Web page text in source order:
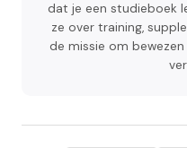
dat je een studieboek
ze over training,
de missie om